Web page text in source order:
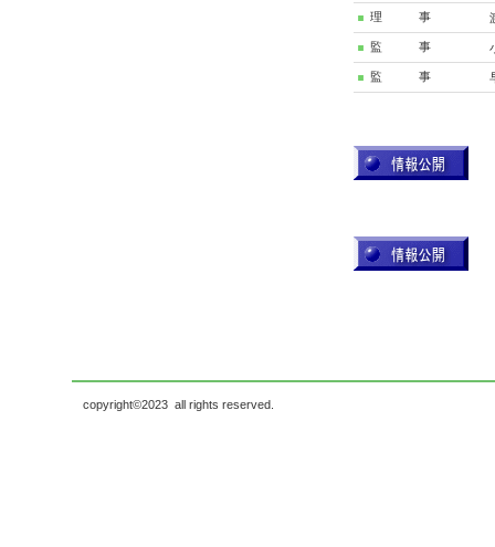
理 事
監 事
監 事
copyright©2023 all rights reserved.